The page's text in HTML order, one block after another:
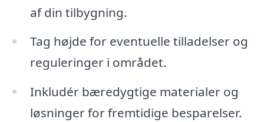
af din tilbygning.
Tag højde for eventuelle tilladelser og
reguleringer i området.
Inkludér bæredygtige materialer og
løsninger for fremtidige besparelser.